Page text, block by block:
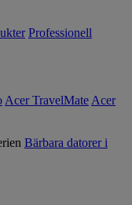
Professionell
Acer TravelMate Acer
Bärbara datorer i